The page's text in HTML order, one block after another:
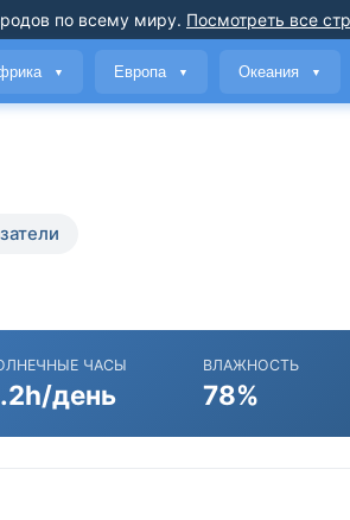
по всему миру. Посмотреть все
▼ Европа ▼ Океания ▼
ЧАСЫ
день
ВЛАЖНОСТЬ
78%